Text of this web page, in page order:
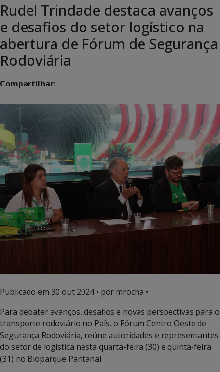
Rudel Trindade destaca avanços
e desafios do setor logístico na
abertura de Fórum de Segurança
Rodoviária
Compartilhar:
Publicado em 30 out 2024• por mrocha •
Para debater avanços, desafios e novas perspectivas para o
transporte rodoviário no País, o Fórum Centro Oeste de
Segurança Rodoviária, reúne autoridades e representantes
do setor de logística nesta quarta-feira (30) e quinta-feira
(31) no Bioparque Pantanal.